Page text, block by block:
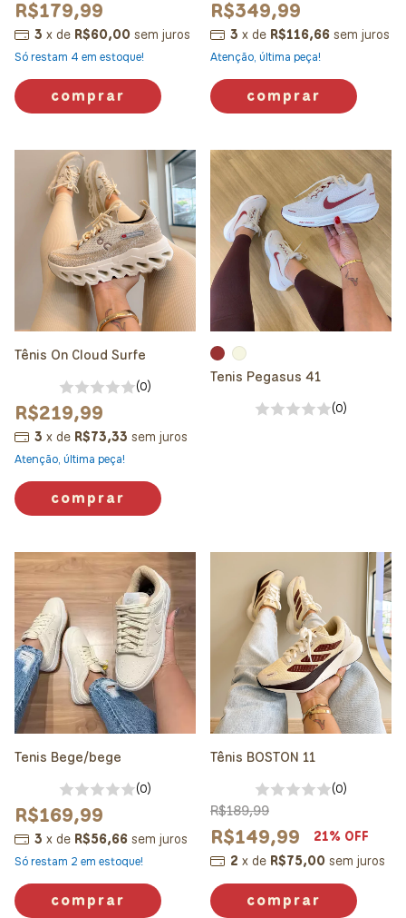
R$179,99
3 x de R$60,00 sem juros
Só restam 4 em estoque!
comprar
R$349,99
3 x de R$116,66 sem juros
Atenção, última peça!
comprar
Tênis On Cloud Surfe
(0)
R$219,99
3 x de R$73,33 sem juros
Atenção, última peça!
comprar
Tenis Pegasus 41
(0)
Tenis Bege/bege
(0)
R$169,99
3 x de R$56,66 sem juros
Só restam 2 em estoque!
comprar
Tênis BOSTON 11
(0)
R$149,99
R$189,99
21% OFF
2 x de R$75,00 sem juros
comprar